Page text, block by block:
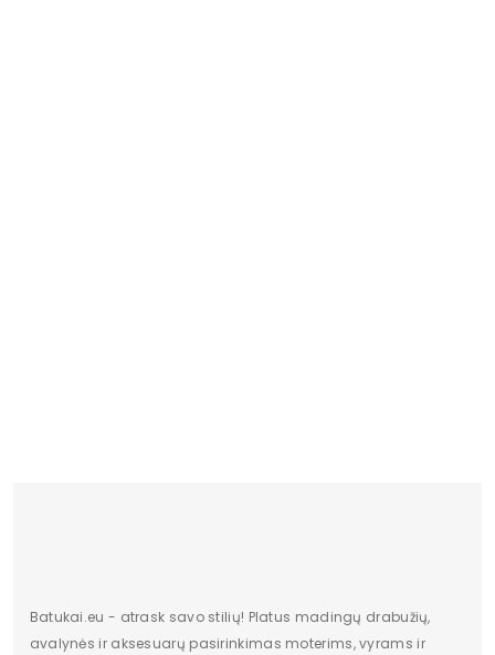
Batukai.eu - atrask savo stilių! Platus madingų drabužių,
avalynės ir aksesuarų pasirinkimas moterims, vyrams ir